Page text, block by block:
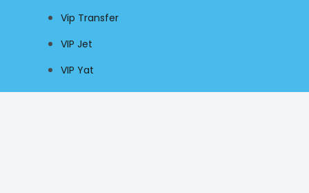
Vip Transfer
VIP Jet
VIP Yat